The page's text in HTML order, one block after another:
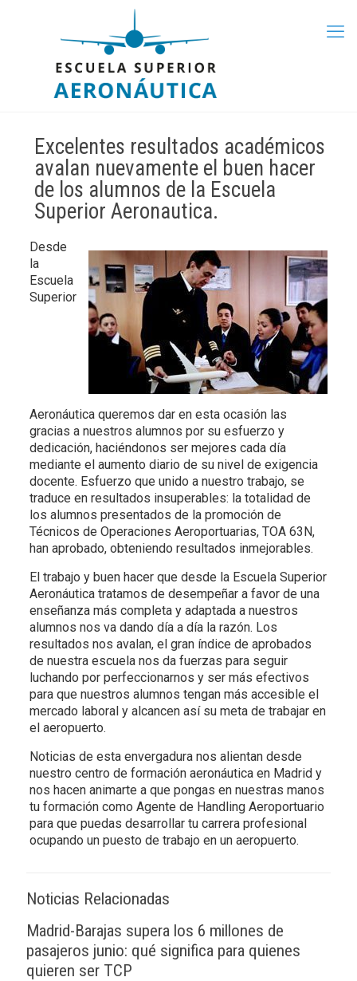
Excelentes resultados académicos
avalan nuevamente el buen hacer
de los alumnos de la Escuela
Superior Aeronautica.
Desde
la
Escuela
Superior
Aeronáutica queremos dar en esta ocasión las
gracias a nuestros alumnos por su esfuerzo y
dedicación, haciéndonos ser mejores cada día
mediante el aumento diario de su nivel de exigencia
docente. Esfuerzo que unido a nuestro trabajo, se
traduce en resultados insuperables: la totalidad de
los alumnos presentados de la promoción de
Técnicos de Operaciones Aeroportuarias, TOA 63N,
han aprobado, obteniendo resultados inmejorables.
El trabajo y buen hacer que desde la Escuela Superior
Aeronáutica tratamos de desempeñar a favor de una
enseñanza más completa y adaptada a nuestros
alumnos nos va dando día a día la razón. Los
resultados nos avalan, el gran índice de aprobados
de nuestra escuela nos da fuerzas para seguir
luchando por perfeccionarnos y ser más efectivos
para que nuestros alumnos tengan más accesible el
mercado laboral y alcancen así su meta de trabajar en
el aeropuerto.
Noticias de esta envergadura nos alientan desde
nuestro centro de formación aeronáutica en Madrid y
nos hacen animarte a que pongas en nuestras manos
tu formación como Agente de Handling Aeroportuario
para que puedas desarrollar tu carrera profesional
ocupando un puesto de trabajo en un aeropuerto.
Noticias Relacionadas
Madrid-Barajas supera los 6 millones de
pasajeros junio: qué significa para quienes
quieren ser TCP